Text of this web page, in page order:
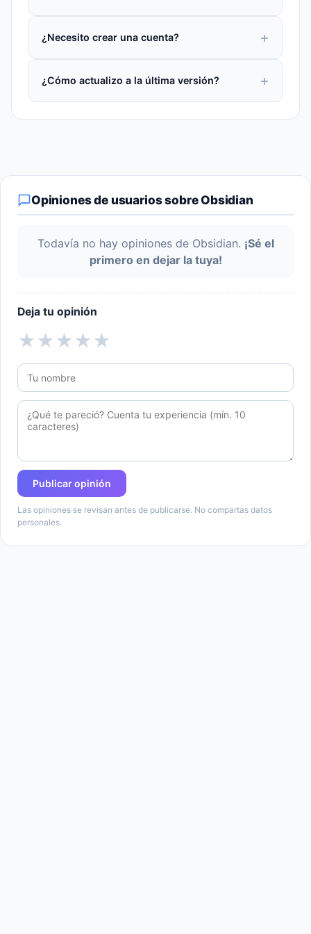
¿Necesito crear una cuenta?
¿Cómo actualizo a la última versión?
Opiniones de usuarios sobre Obsidian
Todavía no hay opiniones de Obsidian. ¡Sé el
primero en dejar la tuya!
Deja tu opinión
★
★
★
★
★
Publicar opinión
Las opiniones se revisan antes de publicarse. No compartas datos
personales.